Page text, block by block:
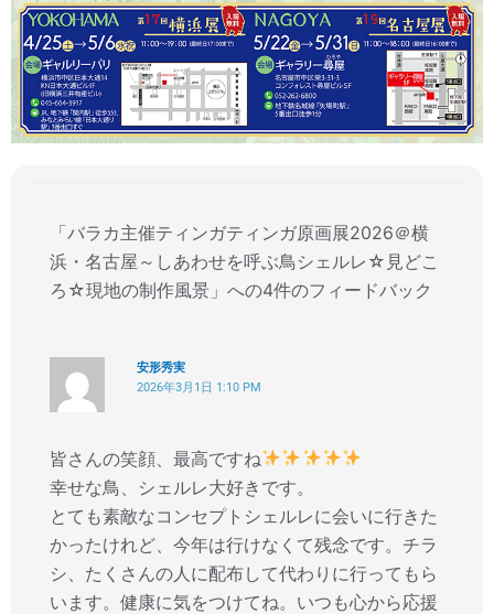
「バラカ主催ティンガティンガ原画展2026＠横
浜・名古屋～しあわせを呼ぶ鳥シェルレ☆見どこ
ろ☆現地の制作風景」への4件のフィードバック
安形秀実
2026年3月1日 1:10 PM
皆さんの笑顔、最高ですね
幸せな鳥、シェルレ大好きです。
とても素敵なコンセプトシェルレに会いに行きた
かったけれど、今年は行けなくて残念です。チラ
シ、たくさんの人に配布して代わりに行ってもら
います。健康に気をつけてね。いつも心から応援